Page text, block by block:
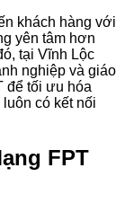
khách hàng với
yên tâm hơn
tại Vĩnh Lộc
nghiệp và giáo
để tối ưu hóa
có kết nối
FPT